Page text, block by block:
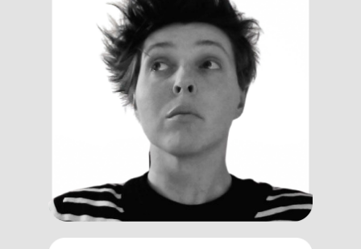
Silvia
Fucigna
Project Manager, Trend Specialist